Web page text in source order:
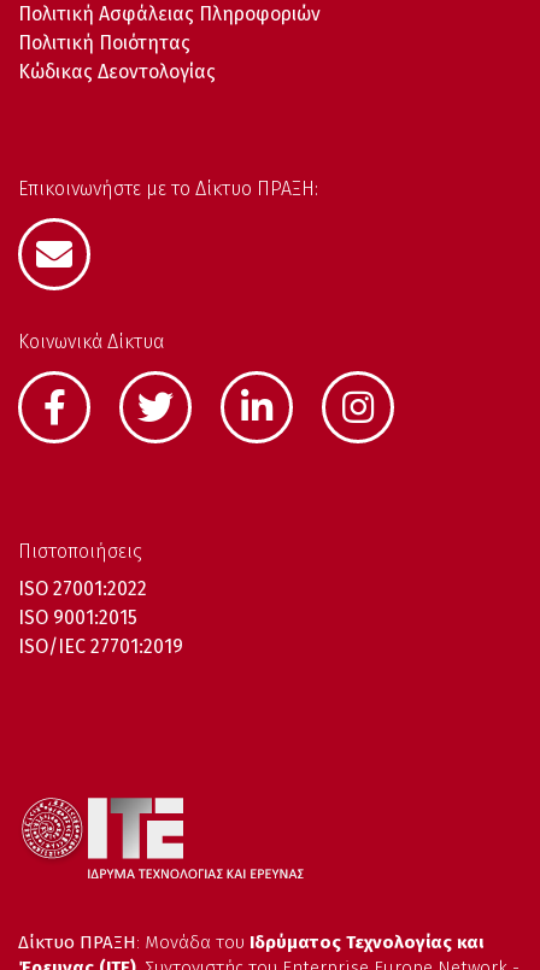
Πολιτική Ασφάλειας Πληροφοριών
Πολιτική Ποιότητας
Κώδικας Δεοντολογίας
Επικοινωνήστε με το Δίκτυο ΠΡΑΞΗ:
Κοινωνικά Δίκτυα
Πιστοποιήσεις
ISO 27001:2022
ISO 9001:2015
ISO/IEC 27701:2019
Δίκτυο ΠΡΑΞΗ: Μονάδα του Ιδρύματος Τεχνολογίας και